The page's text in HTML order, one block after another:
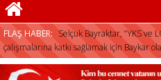
FLAŞ HABER: Selçuk Bayraktar, “YKS ve
çalışmalarına katkı sağlamak için Baykar